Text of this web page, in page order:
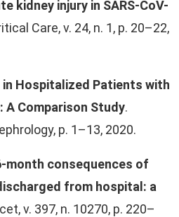
kidney injury in SARS-CoV-
Care, v. 24, n. 1, p. 20–22,
in Hospitalized Patients with
A Comparison Study.
p. 1–13, 2020.
month consequences of
from hospital: a
v. 397, n. 10270, p. 220–